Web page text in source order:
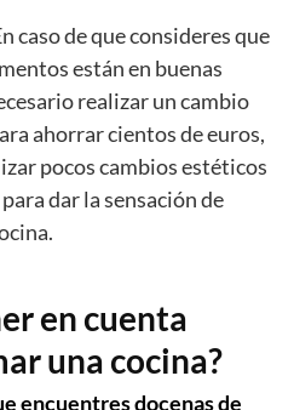
caso de que consideres que
están en buenas
realizar un cambio
ahorrar cientos de euros,
pocos cambios estéticos
dar la sensación de
en cuenta
una cocina?
encuentres docenas de